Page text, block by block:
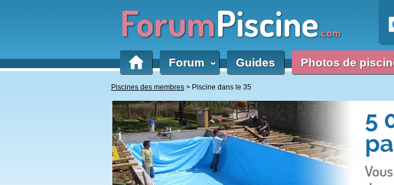
ForumPiscine.com
Forum ‹ Guides Photos de
Piscines des membres > Piscine dans le 35